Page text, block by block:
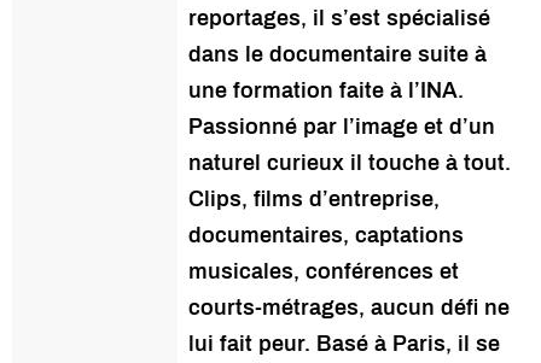
reportages, il s’est spécialisé
dans le documentaire suite à
une formation faite à l’INA.
Passionné par l’image et d’un
naturel curieux il touche à tout.
Clips, films d’entreprise,
documentaires, captations
musicales, conférences et
courts-métrages, aucun défi ne
lui fait peur. Basé à Paris, il se